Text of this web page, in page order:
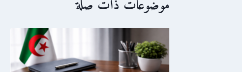
موضوعات ذات صلة